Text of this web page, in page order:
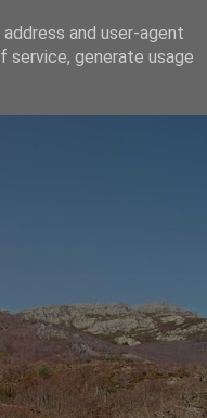
and user-agent
service, generate usage